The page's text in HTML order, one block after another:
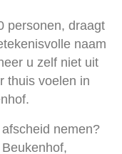
personen, draagt
naam
u zelf niet uit
thuis voelen in
nemen?